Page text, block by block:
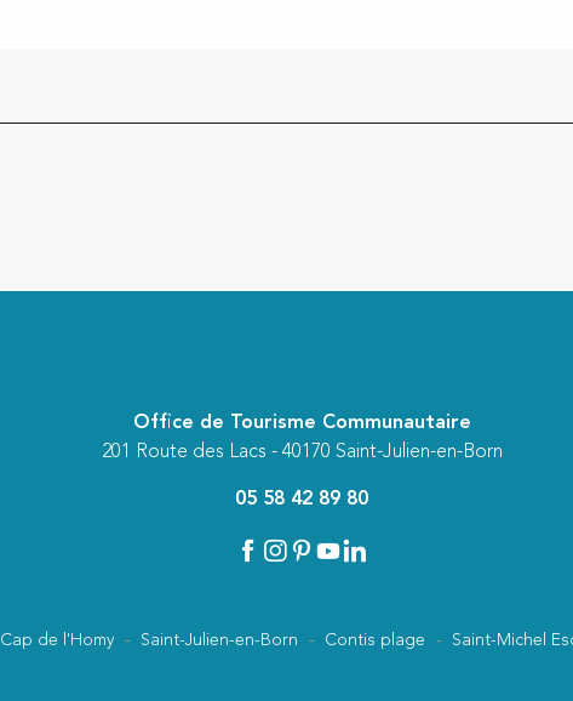
Office de Tourisme Communautaire
201 Route des Lacs - 40170 Saint-Julien-en-Born
05 58 42 89 80
Cap de l'Homy Saint-Julien-en-Born Contis plage Saint-Michel